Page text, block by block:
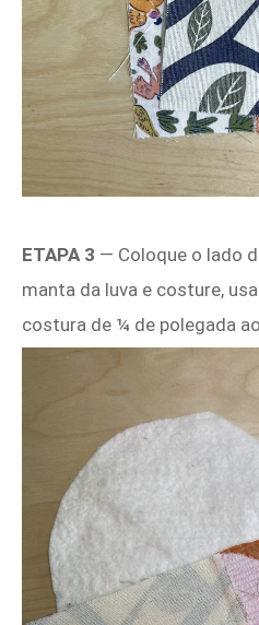
ETAPA 3 — Coloque o lado
manta da luva e costure,
costura de ¼ de polegada